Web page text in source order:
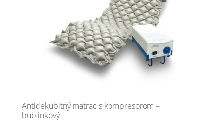
Antidekubitný matrac s kompresorom –
bublinkový